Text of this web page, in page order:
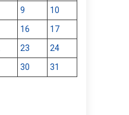
9
10
16
17
23
24
30 31